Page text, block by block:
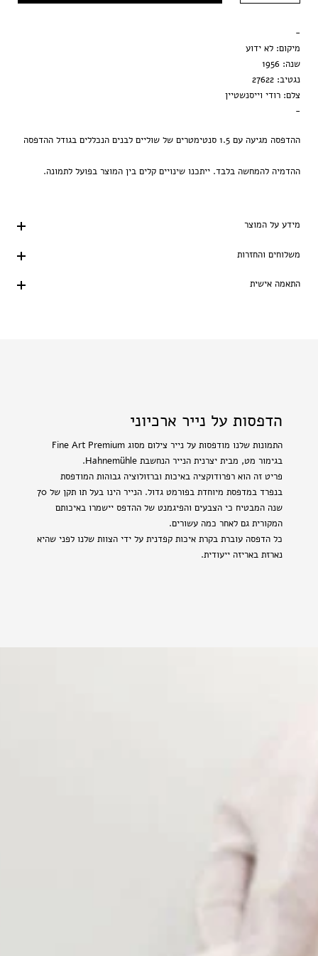
הדפסה בלבד
-
מיקום: לא ידוע
שנה: 1956
נגטיב: 27622
צלם: רודי וייסנשטיין
-
ההדפסה מגיעה עם 1.5 סנטימטרים של שוליים לבנים הנכללים בגודל ההדפסה
ההדמיה להמחשה בלבד. ייתכנו שינויים קלים בין המוצר בפועל לתמונה.
מידע על המוצר
משלוחים והחזרות
התאמה אישית
הדפסות על נייר ארכיוני
התמונות שלנו מודפסות על נייר צילום מסוג Fine Art Premium
בגימור מט, מבית יצרנית הנייר הנחשבת Hahnemühle.
פריט זה הוא רפרודוקציה באיכות וברזולוציה גבוהות המודפסת
בנפרד במדפסת מיוחדת בפורמט גדול. הנייר הינו בעל תו תקן של 70
שנה המבטיח כי הצבעים והפיגמנט של ההדפס יישמרו באיכותם
המקורית גם לאחר כמה עשורים.
כל הדפסה עוברת בקרת איכות קפדנית על ידי הצוות שלנו לפני שהיא
נארזת באריזה ייעודית.